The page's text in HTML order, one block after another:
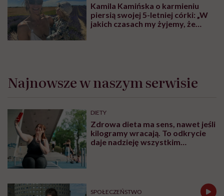
Kamila Kamińska o karmieniu
piersią swojej 5-letniej córki: „W
jakich czasach my żyjemy, że
Najnowsze w naszym serwisie
DIETY
Zdrowa dieta ma sens, nawet jeśli
kilogramy wracają. To odkrycie
daje nadzieję wszystkim
SPOŁECZEŃSTWO